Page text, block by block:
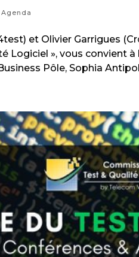
Agenda
et Olivier Garrigues
Logiciel », vous convient
Pôle, Sophia